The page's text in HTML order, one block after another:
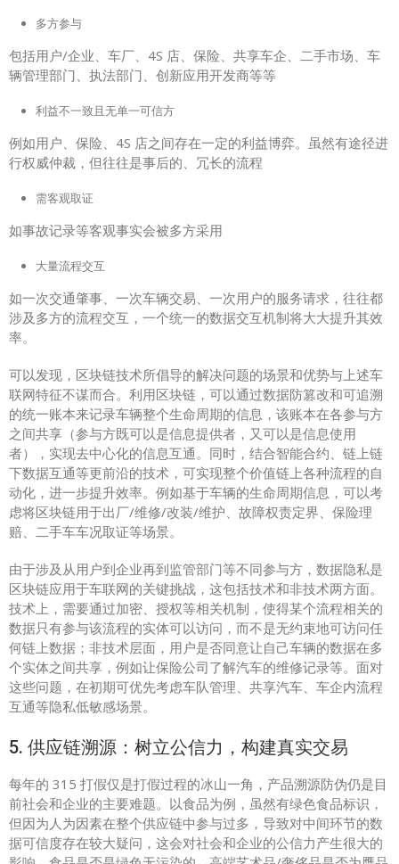
多方参与
包括用户/企业、车厂、4S 店、保险、共享车企、二手市场、车
辆管理部门、执法部门、创新应用开发商等等
利益不一致且无单一可信方
例如用户、保险、4S 店之间存在一定的利益博弈。虽然有途径进
行权威仲裁，但往往是事后的、冗长的流程
需客观取证
如事故记录等客观事实会被多方采用
大量流程交互
如一次交通肇事、一次车辆交易、一次用户的服务请求，往往都
涉及多方的流程交互，一个统一的数据交互机制将大大提升其效
率。
可以发现，区块链技术所倡导的解决问题的场景和优势与上述车
联网特征不谋而合。利用区块链，可以通过数据防篡改和可追溯
的统一账本来记录车辆整个生命周期的信息，该账本在各参与方
之间共享（参与方既可以是信息提供者，又可以是信息使用
者），实现去中心化的信息互通。同时，结合智能合约、链上链
下数据互通等更前沿的技术，可实现整个价值链上各种流程的自
动化，进一步提升效率。例如基于车辆的生命周期信息，可以考
虑将区块链用于出厂/维修/改装/维护、故障权责定界、保险理
赔、二手车车况取证等场景。
由于涉及从用户到企业再到监管部门等不同参与方，数据隐私是
区块链应用于车联网的关键挑战，这包括技术和非技术两方面。
技术上，需要通过加密、授权等相关机制，使得某个流程相关的
数据只有参与该流程的实体可以访问，而不是无约束地可访问任
何链上数据；非技术层面，用户是否同意让自己车辆的数据在多
个实体之间共享，例如让保险公司了解汽车的维修记录等。面对
这些问题，在初期可优先考虑车队管理、共享汽车、车企内流程
互通等隐私低敏感场景。
5. 供应链溯源：树立公信力，构建真实交易
每年的 315 打假仅是打假过程的冰山一角，产品溯源防伪仍是目
前社会和企业的主要难题。以食品为例，虽然有绿色食品标识，
但因为人为因素在整个供应链中参与过多，导致对中间环节的数
据可信度存在较大疑问，这会对社会和企业的公信力产生很大的